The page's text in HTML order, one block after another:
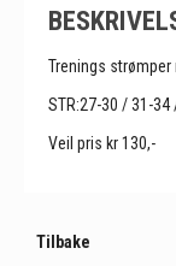
Trenings
STR:27-30 / 31-
Veil pris kr 130,-
Tilbake